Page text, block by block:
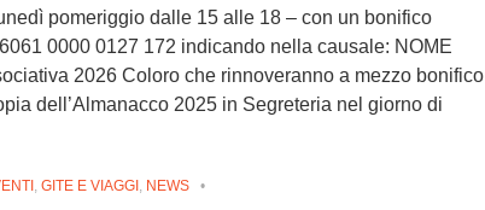
pomeriggio dalle 15 alle 18 – con un bonifico
0000 0127 172 indicando nella causale: NOME
2026 Coloro che rinnoveranno a mezzo bonifico
dell’Almanacco 2025 in Segreteria nel giorno di
, GITE E VIAGGI , NEWS •